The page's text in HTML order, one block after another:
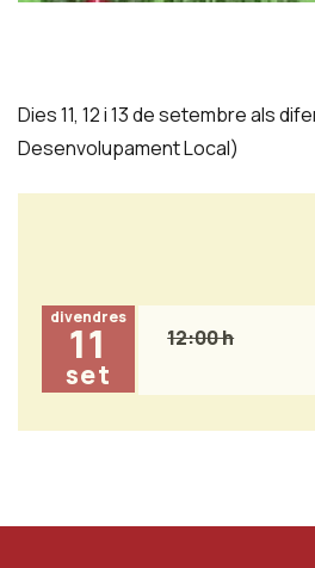
Dies 11, 12 i 13 de setembre als
Desenvolupament Local)
divendres
11
set
12:00 h